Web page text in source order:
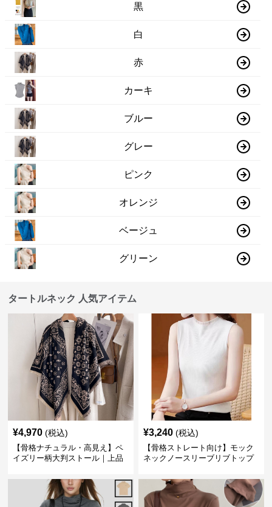
黒
白
赤
カーキ
ブルー
グレー
ピンク
オレンジ
ベージュ
グリーン
タートルネック 人気アイテム
¥4,970 (税込)
【骨格ナチュラル・高見え】ペ
イズリー柄大判ストール｜上品
¥3,240 (税込)
【骨格ストレート向け】モック
ネックノースリーブリブトップ